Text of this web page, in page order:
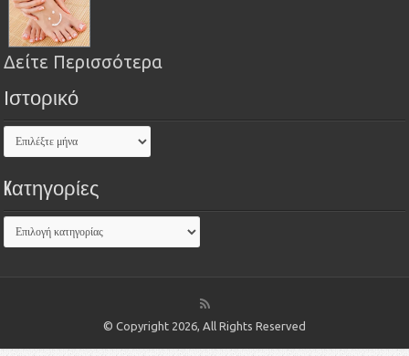
Δείτε Περισσότερα
Ιστορικό
Kατηγορίες
© Copyright 2026, All Rights Reserved